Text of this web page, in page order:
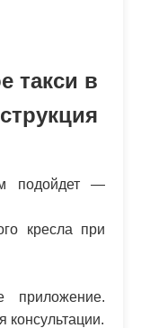
такси в
подойдет —
кресла при
консультации.